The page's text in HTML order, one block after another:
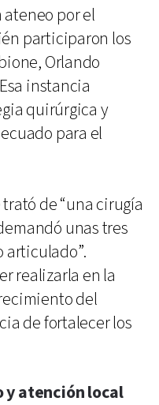
por el
participaron los
Orlando
instancia
quirúrgica y
para el
de “una cirugía
unas tres
articulado”.
realizarla en la
del
de fortalecer los
y atención local